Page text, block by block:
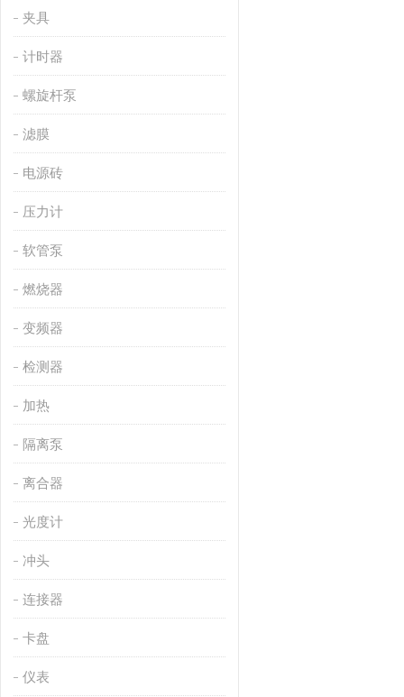
夹具
计时器
螺旋杆泵
滤膜
电源砖
压力计
软管泵
燃烧器
变频器
检测器
加热
隔离泵
离合器
光度计
冲头
连接器
卡盘
仪表